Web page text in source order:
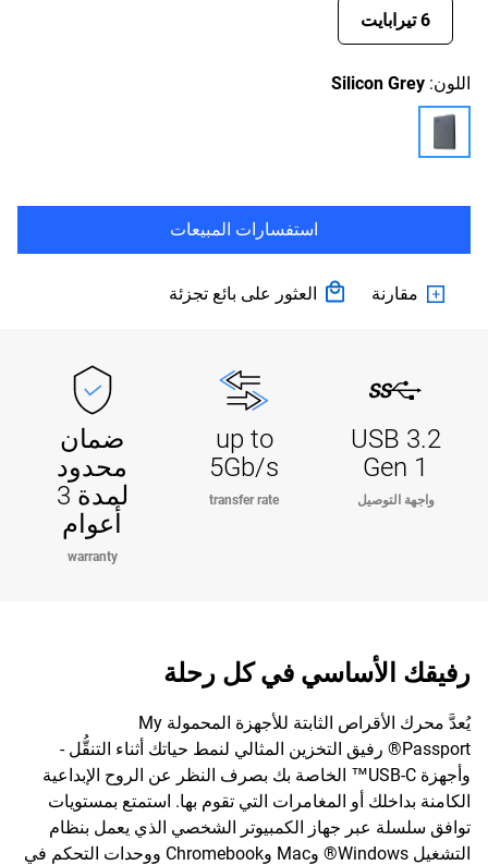
6 تيرابايت
اللون: Silicon Grey
استفسارات المبيعات
مقارنة العثور على بائع تجزئة
USB 3.2
Gen 1
واجهة التوصيل
up to
5Gb/s
transfer rate
ضمان
محدود
لمدة 3
أعوام
warranty
رفيقك الأساسي في كل رحلة
يُعدَّ محرك الأقراص الثابتة للأجهزة المحمولة My
Passport® رفيق التخزين المثالي لنمط حياتك أثناء التنقُّل -
وأجهزة USB-C™ الخاصة بك بصرف النظر عن الروح الإبداعية
الكامنة بداخلك أو المغامرات التي تقوم بها. استمتع بمستويات
توافق سلسلة عبر جهاز الكمبيوتر الشخصي الذي يعمل بنظام
التشغيل Windows® وMac وChromebook ووحدات التحكم في